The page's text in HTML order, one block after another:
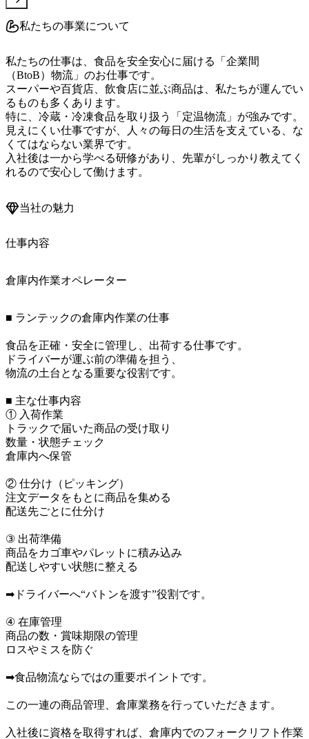
私たちの事業について
私たちの仕事は、食品を安全安心に届ける「企業間
（BtoB）物流」のお仕事です。
スーパーや百貨店、飲食店に並ぶ商品は、私たちが運んでい
るものも多くあります。
特に、冷蔵・冷凍食品を取り扱う「定温物流」が強みです。
見えにくい仕事ですが、人々の毎日の生活を支えている、な
くてはならない業界です。
入社後は一から学べる研修があり、先輩がしっかり教えてく
れるので安心して働けます。
当社の魅力
仕事内容
倉庫内作業オペレーター
■ ランテックの倉庫内作業の仕事
食品を正確・安全に管理し、出荷する仕事です。
ドライバーが運ぶ前の準備を担う、
物流の土台となる重要な役割です。
■ 主な仕事内容
① 入荷作業
トラックで届いた商品の受け取り
数量・状態チェック
倉庫内へ保管
② 仕分け（ピッキング）
注文データをもとに商品を集める
配送先ごとに仕分け
③ 出荷準備
商品をカゴ車やパレットに積み込み
配送しやすい状態に整える
➡ドライバーへ“バトンを渡す”役割です。
④ 在庫管理
商品の数・賞味期限の管理
ロスやミスを防ぐ
➡食品物流ならではの重要ポイントです。
この一連の商品管理、倉庫業務を行っていただきます。
入社後に資格を取得すれば、倉庫内でのフォークリフト作業